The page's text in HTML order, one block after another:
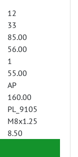
12
33
85.00
56.00
1
55.00
AP
160.00
PL_9105
M8x1.25
8.50